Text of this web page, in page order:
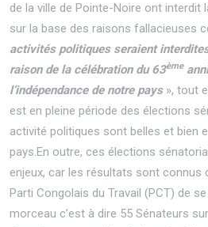
de la ville de Pointe-Noire ont interdit
sur la base des raisons fallacieuses
activités politiques seraient
raison de la célébration du 63ème
l’indépendance de notre pays», tout
est en pleine période des élections
activité politiques sont belles et bien
pays.En outre, ces élections
enjeux, car les résultats sont connus
Parti Congolais du Travail (PCT) de
morceau c’est à dire 55 Sénateurs